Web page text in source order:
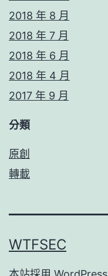
2018 年 8 月
2018 年 7 月
2018 年 6 月
2018 年 4 月
2017 年 9 月
分類
原創
轉載
WTFSEC